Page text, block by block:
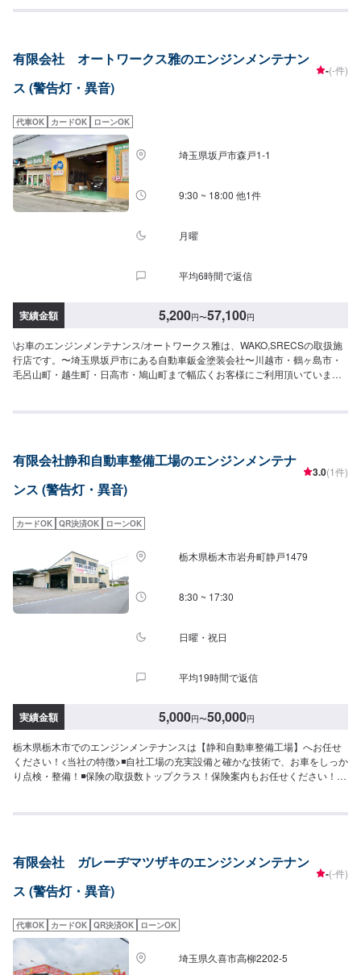
満足な仕上がりを常にご提供できるよう研鑽努力し、安心運転のための整
広く支えてまいります。オイル交換や車検、タイヤ交換などの基本的な車の
メンテナンスも承っておりますのでお困りの際はお気軽にご相談ください！
有限会社 オートワークス雅のエンジンメンテナン
ス (警告灯・異音)
-(-件)
代車OK カードOK ローンOK
埼玉県坂戸市森戸1-1
9:30 ~ 18:00 他1件
月曜
平均6時間で返信
実績金額 5,200円〜57,100円
\お車のエンジンメンテナンス/オートワークス雅は、WAKO,SRECSの取扱施
行店です。〜埼玉県坂戸市にある自動車鈑金塗装会社〜川越市・鶴ヶ島市・
毛呂山町・越生町・日高市・鳩山町まで幅広くお客様にご利用頂いていま
報収集・分析による製品開発により高品質・高性能を徹底管理しているカー
ス・カーボン・デポジットを短時間で除去します。施行後は、有害排出ガス
の低減・燃費改善・始動性向上・パワー回復・アイドリング安定などの効果
があります。-----------------------------------------------------------埼玉県坂戸市にある
す。当社は国からの認可を受けた認証工場となっておりますのでキズやヘコ
ミから、自走不能な事故車・車検・点検・ドレスアップ・保険までお車の事
であればなんでも当社におまかせ下さい。各保険会社の指定工場にもなって
おりますので保険修理もお待ちしております。
有限会社静和自動車整備工場のエンジンメンテナ
ンス (警告灯・異音)
3.0(1件)
カードOK QR決済OK ローンOK
栃木県栃木市岩舟町静戸1479
8:30 ~ 17:30
日曜・祝日
平均19時間で返信
実績金額 5,000円〜50,000円
栃木県栃木市でのエンジンメンテナンスは【静和自動車整備工場】へお任せ
ください！<当社の特徴>◾自社工場の充実設備と確かな技術で、お車をしっか
り点検・整備！◾保険の取扱数トップクラス！保険案内もお任せください！◾
★お時間があまり取れない…などのご相談もお気軽にどうぞ！【1】オファー
車となります。納期は前後する場合がございます。予めご了承ください。-----
代車について-----代車をご用意しています。お車の作業中は代車をご利用くだ
さい。※代車の燃料代はお客様にご負担いただいております。-----ご来店時の
事務所前の空いているスペースに駐車してください。受付はスタッフへ「メ
ンテモで予約しました」とお伝えください。ご案内いたします。【定休日・
営業時間】定休日：日曜日、祝日営業時間：8:30~17:30
有限会社 ガレーヂマツザキのエンジンメンテナン
ス (警告灯・異音)
-(-件)
代車OK カードOK QR決済OK ローンOK
埼玉県久喜市高柳2202-5